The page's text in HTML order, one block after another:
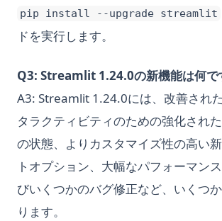
pip install --upgrade streamlit
ドを実行します。
Q3: Streamlit 1.24.0の新機能は何で
A3: Streamlit 1.24.0には、改善され
タラクティビティのための強化され
の状態、よりカスタマイズ性の高い
トオプション、大幅なパフォーマン
びいくつかのバグ修正など、いくつ
ります。